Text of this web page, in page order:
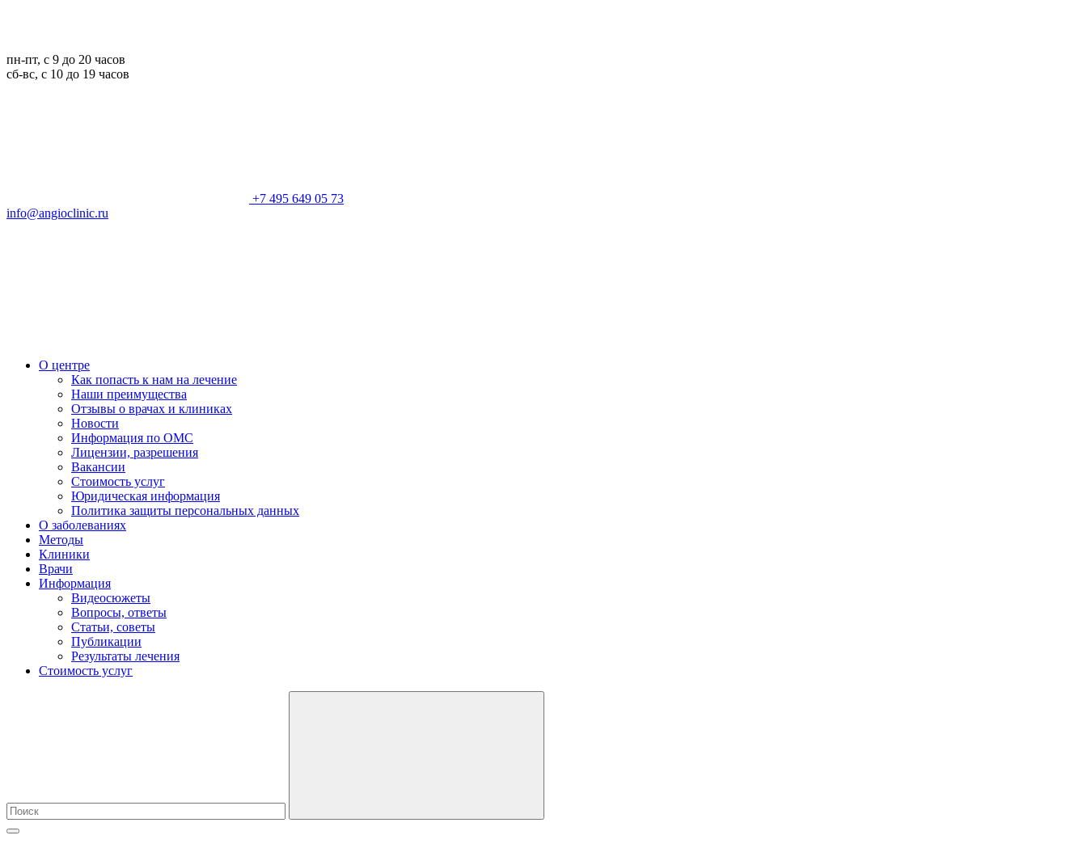
пн-пт, с 9 до 20 часов
сб-вс, с 10 до 19 часов
+7 495 649 05 73
info@angioclinic.ru
О центре
Как попасть к нам на лечение
Наши преимущества
Отзывы о врачах и клиниках
Новости
Информация по ОМС
Лицензии, разрешения
Вакансии
Стоимость услуг
Юридическая информация
Политика защиты персональных данных
О заболеваниях
Методы
Клиники
Врачи
Информация
Видеосюжеты
Вопросы, ответы
Статьи, советы
Публикации
Результаты лечения
Стоимость услуг